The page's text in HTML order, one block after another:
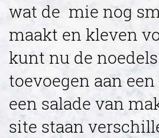
wat de mie nog
maakt en kleven
kunt nu de
toevoegen aan
een salade van
site staan